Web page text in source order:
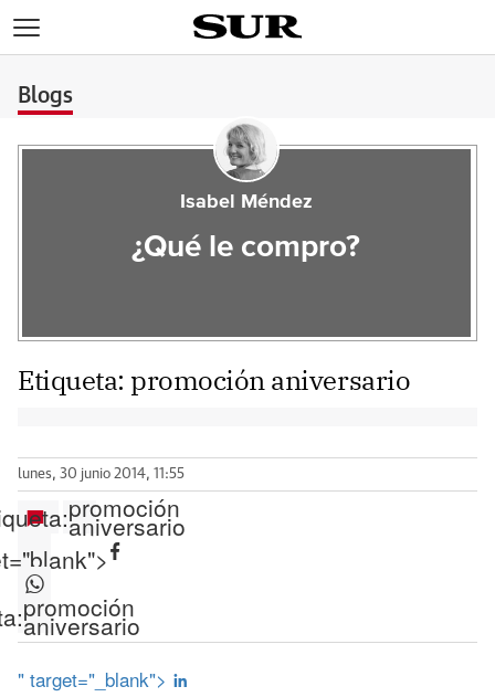
Blogs
Isabel Méndez
¿Qué le compro?
Etiqueta: promoción aniversario
lunes, 30 junio 2014, 11:55
promoción
aniversario
promoción
aniversario
" target="_blank">